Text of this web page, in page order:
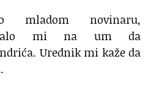
novinaru,
palo mi na um da
Urednik mi kaže da